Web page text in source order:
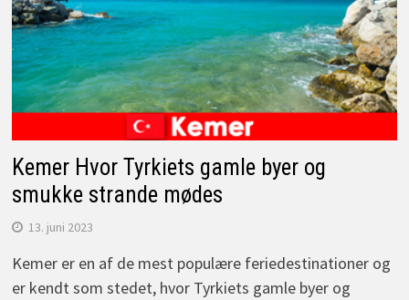
Kemer Hvor Tyrkiets gamle byer og
smukke strande mødes
13. juni 2023
Kemer er en af de mest populære feriedestinationer og
er kendt som stedet, hvor Tyrkiets gamle byer og